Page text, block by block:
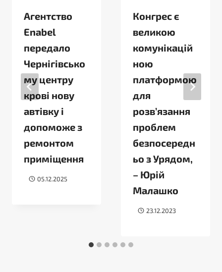
Агентство
Enabel
передало
Чернігівсько
му центру
крові нову
автівку і
допоможе з
ремонтом
приміщення
05.12.2025
Конгрес є
великою
комунікацій
ною
платформою
для
розв’язання
проблем
безпосередн
ьо з Урядом,
– Юрій
Малашко
23.12.2023